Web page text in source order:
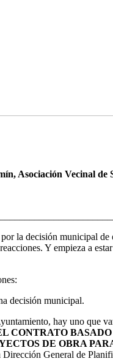
Asociación Vecinal
la decisión municipal
Y empieza a
decisión municipal.
hay uno que
DE OBRA
Dirección General de